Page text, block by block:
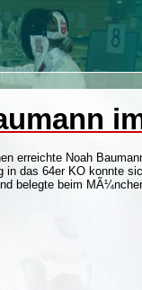
erreichte Noah
das 64er KO konnte
belegte beim